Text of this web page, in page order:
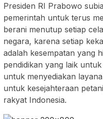
Presiden RI Prabowo
pemerintah untuk terus
berani menutup setiap
negara, karena setiap
adalah kesempatan yang
pendidikan yang laik
untuk menyediakan
untuk kesejahteraan
rakyat Indonesia.